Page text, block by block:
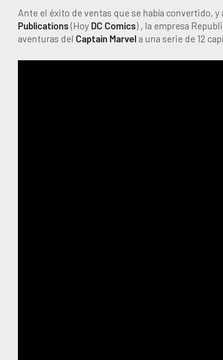
Ante el éxito de ventas que se había convertido,
Publications(Hoy DC Comics) , la empresa
aventuras del Captain Marvela una serie de 12